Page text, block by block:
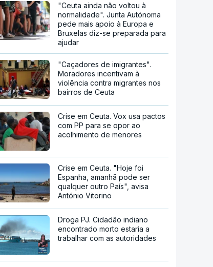
"Ceuta ainda não voltou à
normalidade". Junta Autónoma
pede mais apoio à Europa e
Bruxelas diz-se preparada para
ajudar
"Caçadores de imigrantes".
Moradores incentivam à
violência contra migrantes nos
bairros de Ceuta
Crise em Ceuta. Vox usa pactos
com PP para se opor ao
acolhimento de menores
Crise em Ceuta. "Hoje foi
Espanha, amanhã pode ser
qualquer outro País", avisa
António Vitorino
Droga PJ. Cidadão indiano
encontrado morto estaria a
trabalhar com as autoridades